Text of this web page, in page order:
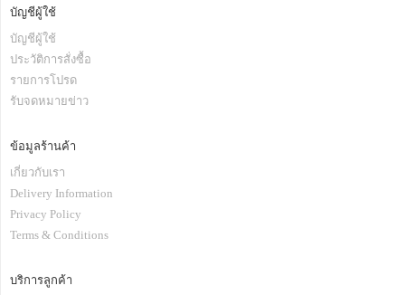
บัญชีผู้ใช้
บัญชีผู้ใช้
ประวัติการสั่งซื้อ
รายการโปรด
รับจดหมายข่าว
ข้อมูลร้านค้า
เกี่ยวกับเรา
Delivery Information
Privacy Policy
Terms & Conditions
บริการลูกค้า